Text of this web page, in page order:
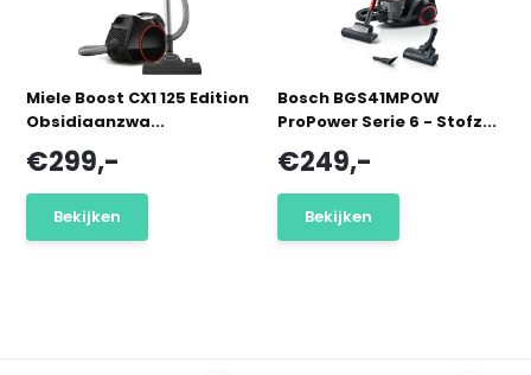
Miele Boost CX1 125 Edition
Obsidiaanzwa...
€299,-
Bekijken
Bosch BGS41MPOW
ProPower Serie 6 - Stofz...
€249,-
Bekijken